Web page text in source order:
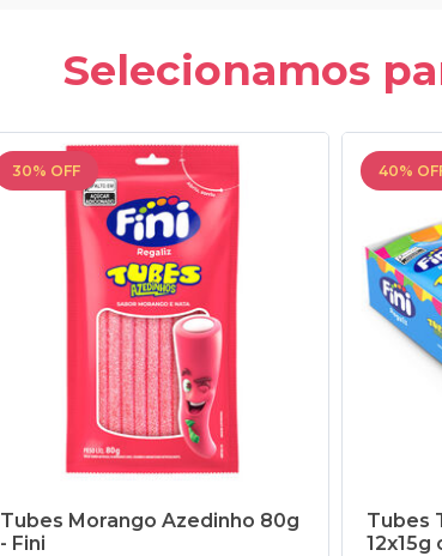
Selecionamos
30% OFF
Tubes Morango Azedinho 80g
- Fini
40%
Tubes
12x15g